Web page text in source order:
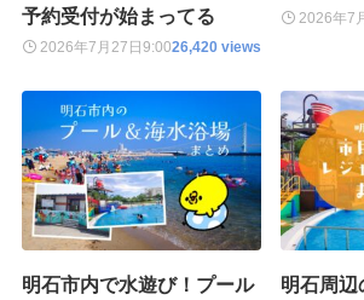
予約受付が始まってる
2026年7月27日9:0026,420 views
2026年7
明石市内で水遊び！プール
明石周辺